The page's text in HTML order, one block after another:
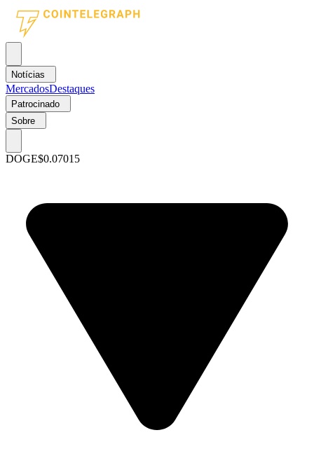
Notícias
MercadosDestaques
Patrocinado
Sobre
DOGE$0.07015